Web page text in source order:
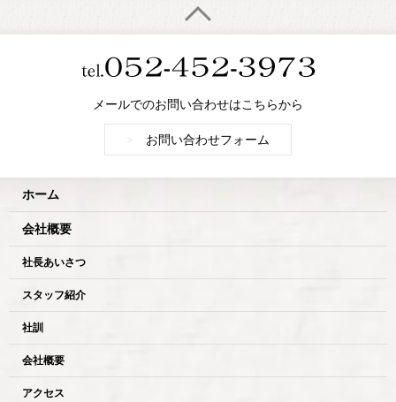
メールでのお問い合わせはこちらから
お問い合わせフォーム
ホーム
会社概要
社長あいさつ
スタッフ紹介
社訓
会社概要
アクセス